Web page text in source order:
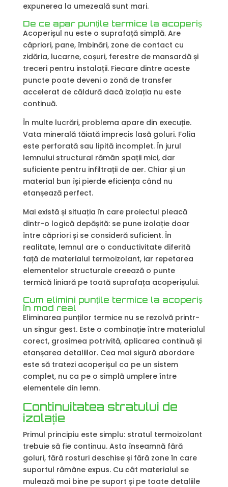
expunerea la umezeală sunt mari.
De ce apar punțile termice la acoperiș
Acoperișul nu este o suprafață simplă. Are
căpriori, pane, îmbinări, zone de contact cu
zidăria, lucarne, coșuri, ferestre de mansardă și
treceri pentru instalații. Fiecare dintre aceste
puncte poate deveni o zonă de transfer
accelerat de căldură dacă izolația nu este
continuă.
În multe lucrări, problema apare din execuție.
Vata minerală tăiată imprecis lasă goluri. Folia
este perforată sau lipită incomplet. În jurul
lemnului structural rămân spații mici, dar
suficiente pentru infiltrații de aer. Chiar și un
material bun își pierde eficiența când nu
etanșează perfect.
Mai există și situația în care proiectul pleacă
dintr-o logică depășită: se pune izolație doar
între căpriori și se consideră suficient. În
realitate, lemnul are o conductivitate diferită
față de materialul termoizolant, iar repetarea
elementelor structurale creează o punte
termică liniară pe toată suprafața acoperișului.
Cum elimini punțile termice la acoperiș
în mod real
Eliminarea punților termice nu se rezolvă printr-
un singur gest. Este o combinație între materialul
corect, grosimea potrivită, aplicarea continuă și
etanșarea detaliilor. Cea mai sigură abordare
este să tratezi acoperișul ca pe un sistem
complet, nu ca pe o simplă umplere între
elementele din lemn.
Continuitatea stratului de
izolație
Primul principiu este simplu: stratul termoizolant
trebuie să fie continuu. Asta înseamnă fără
goluri, fără rosturi deschise și fără zone în care
suportul rămâne expus. Cu cât materialul se
mulează mai bine pe suport și pe toate detaliile